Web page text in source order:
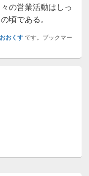
の営業活動はしっ
頃である。
おおくすです。ブックマー